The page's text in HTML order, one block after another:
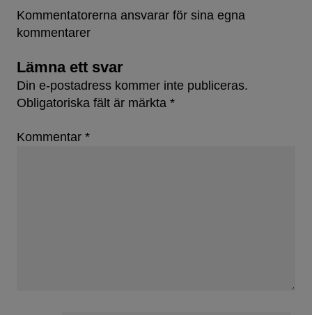
Kommentatorerna ansvarar för sina egna
kommentarer
Lämna ett svar
Din e-postadress kommer inte publiceras.
Obligatoriska fält är märkta *
Kommentar *